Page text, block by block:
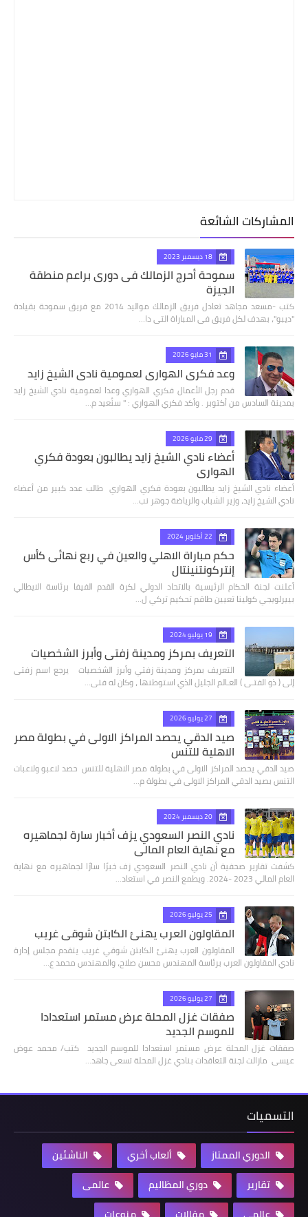
المشاركات الشائعة
18 ديسمبر 2023
سموحة أحرج الزمالك فى دورى براعم منطقة
الجيزة
كتب -مسعد مجاهد تعادل فريق الزمالك مواليد 2014 مع فريق سموحة بقيادة
"ديبو"، بهدف لكل فريق فى المباراة التى دا…
31 مايو 2026
وعد فكري الهواري لعمومية نادي الشيخ زايد
قدم رجل الأعمال فكري الهواري وعدا لعمومية نادي الشيخ زايد
بمدينة السادس من أكتوبر . وأكد فكري الهواري : " سنُعيد م…
29 مايو 2026
أعضاء نادي الشيخ زايد يطالبون بعودة فكري
الهواري
أعضاء نادي الشيخ زايد يطالبون بعودة فكري الهواري طالب عدد كبير من أعضاء
نادي الشيخ زايد، وزير الشباب والرياضة جوهر نب…
22 أكتوبر 2024
حكم مباراة الاهلي والعين في ربع نهائى كأس
إنتركونتنينتال
أعلنت لجنة الحكام الرئيسية بالاتحاد الدولي لكرة القدم الفيفا برئاسة الايطالي
بييرلويجي كولينا تعيين طاقم تحكيم تركي ل…
19 يوليو 2024
التعريف بمركز ومدينة زفتي وأبرز الشخصيات
التعريف بمركز ومدينة زفتي وأبرز الشخصيات يرجع اسم زفتى
إلى ( ذو الفتـى ) العـالم الجليل الذي استوطنها ، وكان له فتى…
27 يوليو 2026
صيد الدقي يحصد المراكز الاولى في بطولة مصر
الاهلية للتنس
صيد الدقي يحصد المراكز الاولى في بطولة مصر الاهلية للتنس حصد لاعبو ولاعبات
التنس بصيد الدقي المراكز الاولى في بطولة م…
20 ديسمبر 2024
نادي النصر السعودي يزف أخبار سارة لجماهيره
مع نهاية العام المالي
كشفت تقارير صحفية أن نادي النصر السعودي زف خبرًا سارًا لجماهيره مع نهاية
العام المالي 2023 -2024. ويطمع النصر في استعاد…
25 يوليو 2026
المقاولون العرب يهنئ الكابتن شوقي غريب
المقاولون العرب يهنئ الكابتن شوقي غريب يتقدم مجلس إدارة
نادي المقاولون العرب برئاسة المهندس محسن صلاح، والمهندس محمد ع…
27 يوليو 2026
صفقات غزل المحلة عرض مستمر استعدادا
للموسم الجديد
صفقات غزل المحلة عرض مستمر استعدادا للموسم الجديد كتب/ محمد عوض
عيسى مازالت لجنة التعاقدات بنادي غزل المحلة تسعى جاهد…
التسميات
الدوري الممتاز ألعاب أخري
الناشئين
تقارير
دوري المظاليم
عالمى